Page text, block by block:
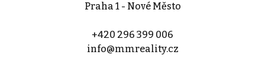
Praha 1 - Nové Město
+420 296 399 006
info@mmreality.cz